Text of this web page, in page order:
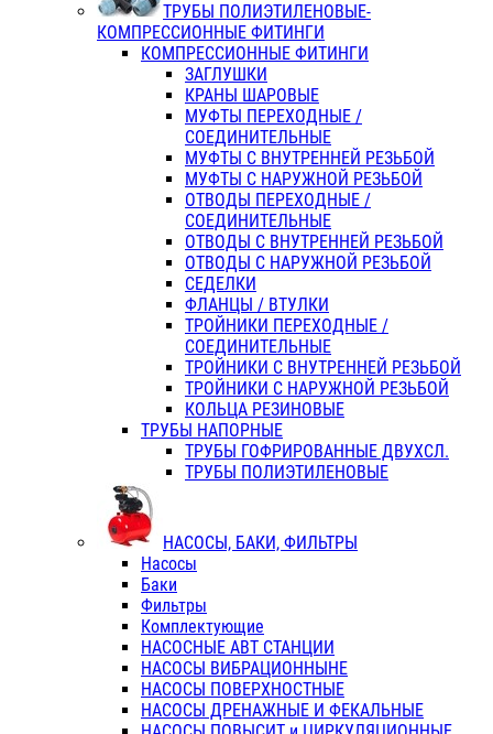
ТРУБЫ ПОЛИЭТИЛЕНОВЫЕ-
КОМПРЕССИОННЫЕ ФИТИНГИ
КОМПРЕССИОННЫЕ ФИТИНГИ
ЗАГЛУШКИ
КРАНЫ ШАРОВЫЕ
МУФТЫ ПЕРЕХОДНЫЕ /
СОЕДИНИТЕЛЬНЫЕ
МУФТЫ С ВНУТРЕННЕЙ РЕЗЬБОЙ
МУФТЫ С НАРУЖНОЙ РЕЗЬБОЙ
ОТВОДЫ ПЕРЕХОДНЫЕ /
СОЕДИНИТЕЛЬНЫЕ
ОТВОДЫ С ВНУТРЕННЕЙ РЕЗЬБОЙ
ОТВОДЫ С НАРУЖНОЙ РЕЗЬБОЙ
СЕДЕЛКИ
ФЛАНЦЫ / ВТУЛКИ
ТРОЙНИКИ ПЕРЕХОДНЫЕ /
СОЕДИНИТЕЛЬНЫЕ
ТРОЙНИКИ С ВНУТРЕННЕЙ РЕЗЬБОЙ
ТРОЙНИКИ С НАРУЖНОЙ РЕЗЬБОЙ
КОЛЬЦА РЕЗИНОВЫЕ
ТРУБЫ НАПОРНЫЕ
ТРУБЫ ГОФРИРОВАННЫЕ ДВУХСЛ.
ТРУБЫ ПОЛИЭТИЛЕНОВЫЕ
НАСОСЫ, БАКИ, ФИЛЬТРЫ
Насосы
Баки
Фильтры
Комплектующие
НАСОСНЫЕ АВТ СТАНЦИИ
НАСОСЫ ВИБРАЦИОННЫНЕ
НАСОСЫ ПОВЕРХНОСТНЫЕ
НАСОСЫ ДРЕНАЖНЫЕ И ФЕКАЛЬНЫЕ